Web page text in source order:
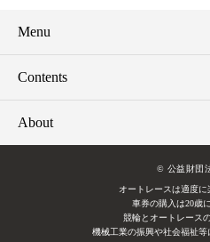
Menu
Contents
About
© 公益財団
オートレースは適度に
車券の購入は20歳
競輪とオートレース
機械工業の振興や社会福祉等